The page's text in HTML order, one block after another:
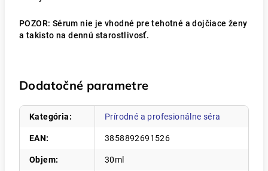
POZOR: Sérum nie je vhodné pre tehotné a dojčiace ženy
a takisto na dennú starostlivosť.
Dodatočné parametre
Kategória: Prírodné a profesionálne séra
EAN: 3858892691526
Objem: 30ml